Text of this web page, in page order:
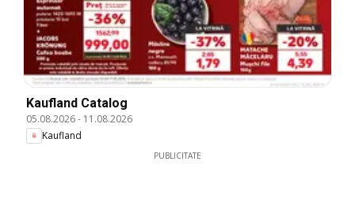
Kaufland Catalog
05.08.2026- 11.08.2026
Kaufland
PUBLICITATE